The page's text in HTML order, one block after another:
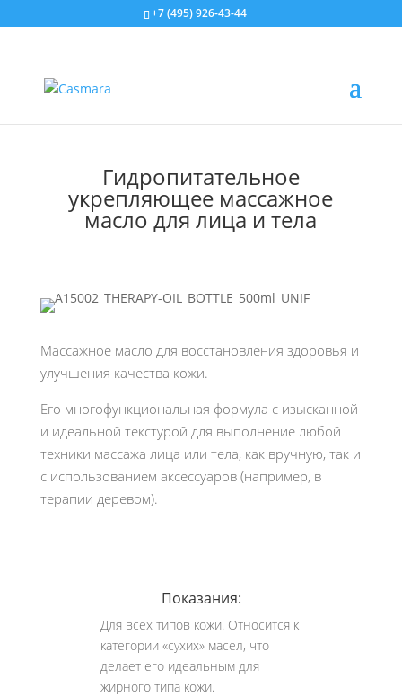
+7 (495) 926-43-44
Гидропитательное
укрепляющее массажное
масло для лица и тела
Массажное масло для восстановления здоровья и
улучшения качества кожи.
Его многофункциональная формула с изысканной
и идеальной текстурой для выполнение любой
техники массажа лица или тела, как вручную, так и
с использованием аксессуаров (например, в
терапии деревом).
Показания:
Для всех типов кожи. Относится к
категории «сухих» масел, что
делает его идеальным для
жирного типа кожи.